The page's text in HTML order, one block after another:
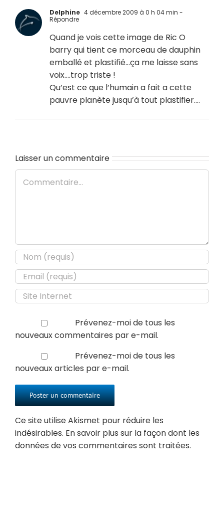
Delphine 4 décembre 2009 à 0 h 04 min -
Répondre
Quand je vois cette image de Ric O
barry qui tient ce morceau de dauphin
emballé et plastifié…ça me laisse sans
voix….trop triste !
Qu’est ce que l’humain a fait a cette
pauvre planète jusqu’à tout plastifier….
Laisser un commentaire
Commentaire
Prévenez-moi de tous les
nouveaux commentaires par e-mail.
Prévenez-moi de tous les
nouveaux articles par e-mail.
Ce site utilise Akismet pour réduire les
indésirables. En savoir plus sur la façon dont les
données de vos commentaires sont traitées.